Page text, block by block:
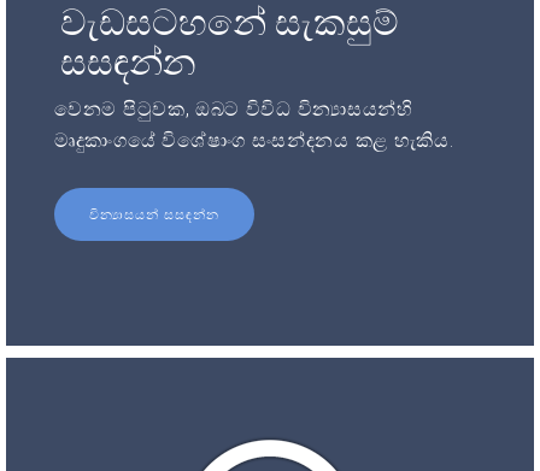
වැඩසටහනේ සැකසුම්
සසඳන්න
වෙනම පිටුවක, ඔබට විවිධ වින්‍යාසයන්හි
මෘදුකාංගයේ විශේෂාංග සංසන්දනය කළ හැකිය.
වින්‍යාසයන් සසඳන්න